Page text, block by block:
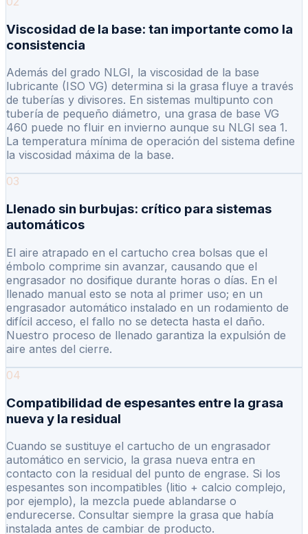
Viscosidad de la base: tan importante como la
consistencia
Además del grado NLGI, la viscosidad de la base
lubricante (ISO VG) determina si la grasa fluye a través
de tuberías y divisores. En sistemas multipunto con
tubería de pequeño diámetro, una grasa de base VG
460 puede no fluir en invierno aunque su NLGI sea 1.
La temperatura mínima de operación del sistema define
la viscosidad máxima de la base.
03
Llenado sin burbujas: crítico para sistemas
automáticos
El aire atrapado en el cartucho crea bolsas que el
émbolo comprime sin avanzar, causando que el
engrasador no dosifique durante horas o días. En el
llenado manual esto se nota al primer uso; en un
engrasador automático instalado en un rodamiento de
difícil acceso, el fallo no se detecta hasta el daño.
Nuestro proceso de llenado garantiza la expulsión de
aire antes del cierre.
04
Compatibilidad de espesantes entre la grasa
nueva y la residual
Cuando se sustituye el cartucho de un engrasador
automático en servicio, la grasa nueva entra en
contacto con la residual del punto de engrase. Si los
espesantes son incompatibles (litio + calcio complejo,
por ejemplo), la mezcla puede ablandarse o
endurecerse. Consultar siempre la grasa que había
instalada antes de cambiar de producto.